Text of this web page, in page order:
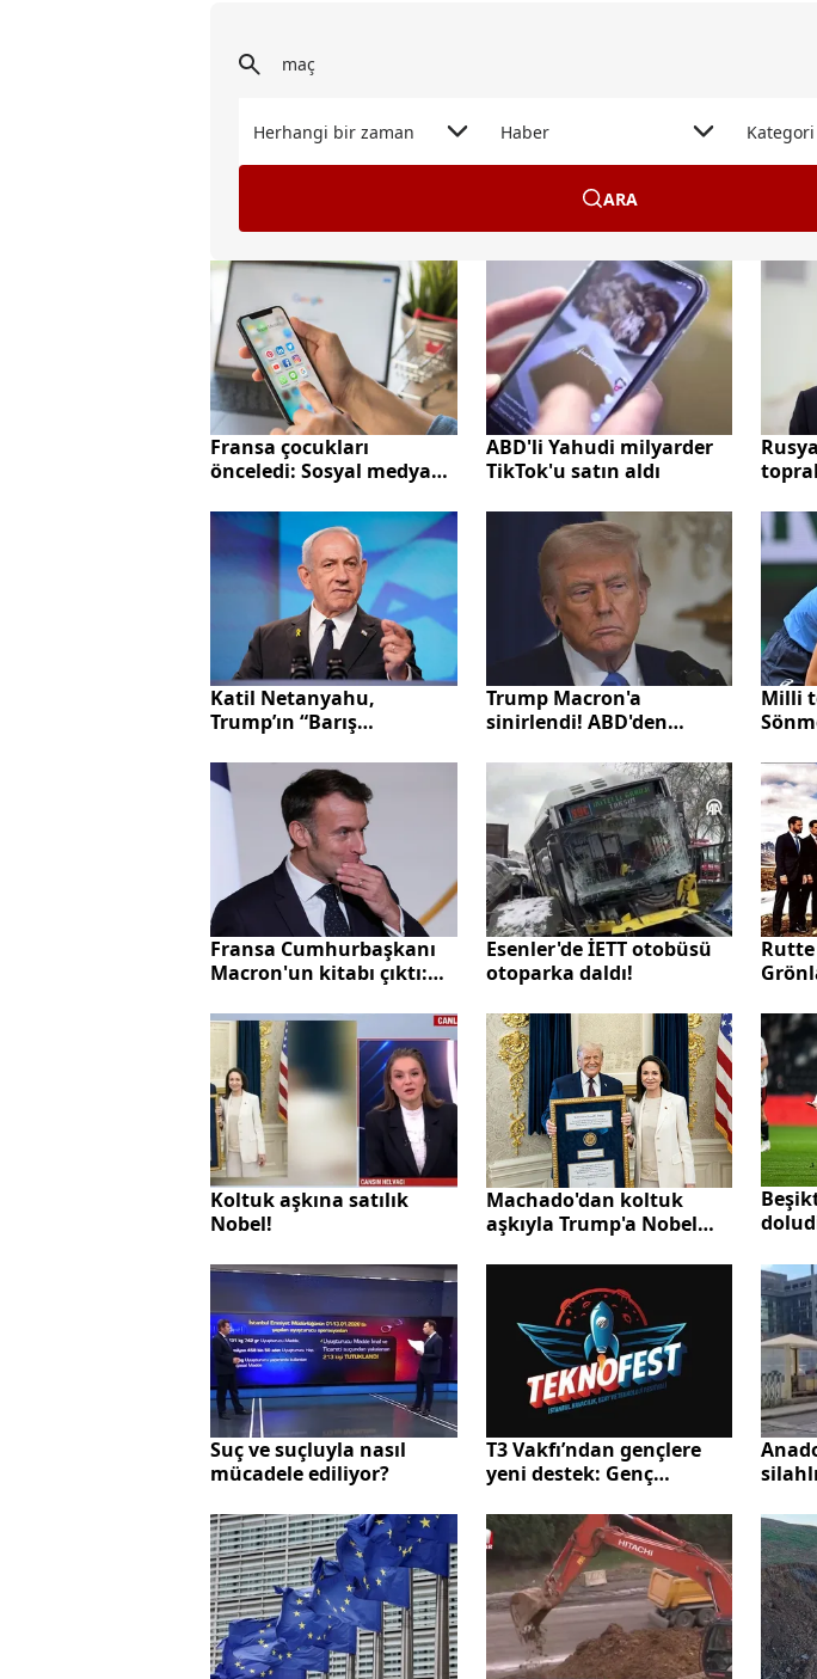
Herhangi bir zaman Haber Kategori
ARA
Fransa çocukları
önceledi: Sosyal medyaya
ABD'li Yahudi milyarder
TikTok'u satın aldı
Katil Netanyahu,
Trump’ın “Barış
kabul etti
Trump Macron'a
sinirlendi! ABD'den
Milli
Fransa Cumhurbaşkanı
Macron'un kitabı çıktı:
yönetiliyormuş
Esenler'de İETT otobüsü
otoparka daldı!
Koltuk aşkına satılık
Nobel!
Machado'dan koltuk
aşkıyla Trump'a Nobel
andı
Suç ve suçluyla nasıl
mücadele ediliyor?
T3 Vakfı’ndan gençlere
yeni destek: Genç
Programı başvuruları
başladı